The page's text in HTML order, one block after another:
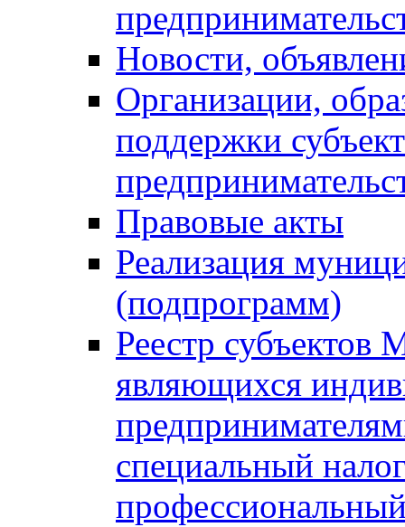
Новости,
Организации,
поддержки
Правовые акты
Реализация
(подпрограмм)
Реестр
являющихся
специальный